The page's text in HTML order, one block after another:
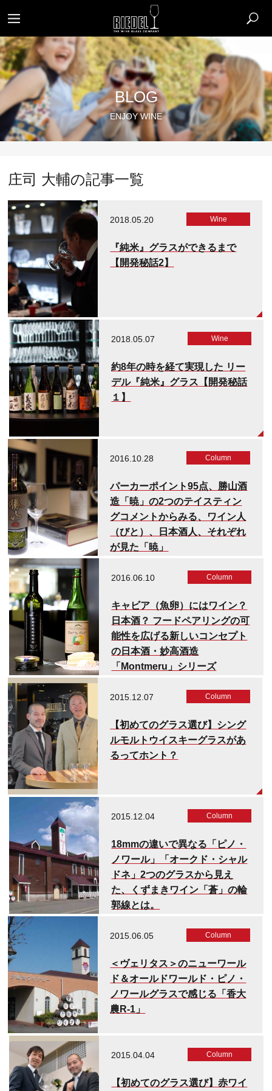
BLOG
ENJOY WINE
庄司 大輔の記事一覧
2018.05.20 Wine
『純米』グラスができるまで
【開発秘話2】
2018.05.07 Wine
約8年の時を経て実現した リー
デル『純米』グラス【開発秘話
１】
2016.10.28 Column
パーカーポイント95点、勝山酒
造「暁」の2つのテイスティン
グコメントからみる、ワイン人
（びと）、日本酒人、それぞれ
が見た「暁」
2016.06.10 Column
キャビア（魚卵）にはワイン？
日本酒？ フードペアリングの可
能性を広げる新しいコンセプト
の日本酒・妙高酒造
「Montmeru」シリーズ
2015.12.07 Column
【初めてのグラス選び】シング
ルモルトウイスキーグラスがあ
るってホント？
2015.12.04 Column
18mmの違いで異なる「ピノ・
ノワール」「オークド・シャル
ドネ」2つのグラスから見え
た、くずまきワイン「蒼」の輪
郭線とは。
2015.06.05 Column
＜ヴェリタス＞のニューワール
ド＆オールドワールド・ピノ・
ノワールグラスで感じる「香大
農R-1」
2015.04.04 Column
【初めてのグラス選び】赤ワイ